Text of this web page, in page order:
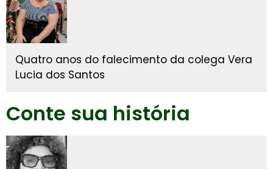
Quatro anos do falecimento da colega Vera
Lucia dos Santos
Conte sua história